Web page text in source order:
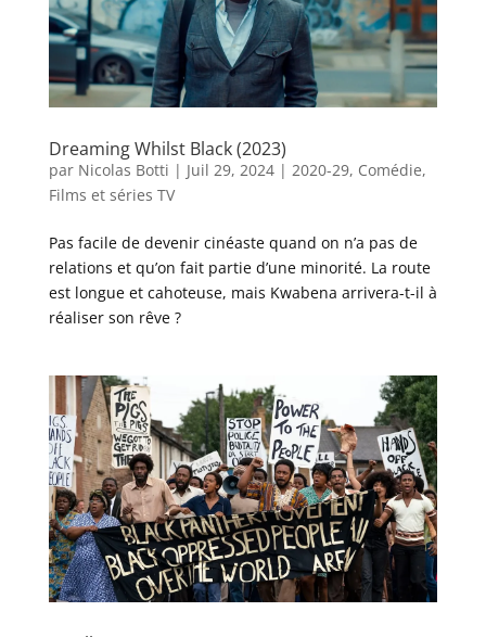
Dreaming Whilst Black (2023)
par Nicolas Botti | Juil 29, 2024| 2020-29, Comédie,
Films et séries TV
Pas facile de devenir cinéaste quand on n’a pas de
relations et qu’on fait partie d’une minorité. La route
est longue et cahoteuse, mais Kwabena arrivera-t-il à
réaliser son rêve ?